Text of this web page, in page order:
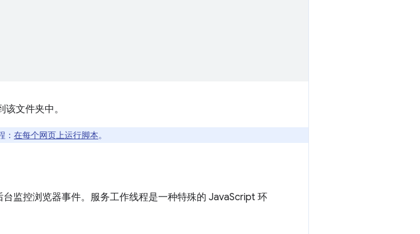
该文件夹中。
： 在每个网页上运行脚本。
台监控浏览器事件。服务工作线程是一种特殊的 JavaScript 环